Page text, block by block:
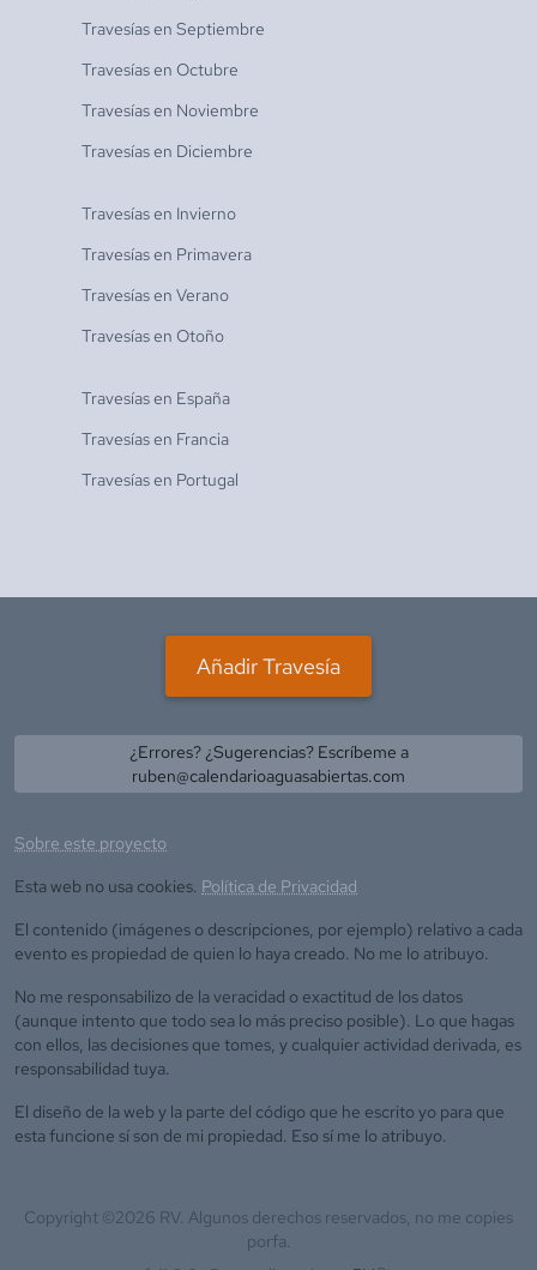
Travesías en Septiembre
Travesías en Octubre
Travesías en Noviembre
Travesías en Diciembre
Travesías en Invierno
Travesías en Primavera
Travesías en Verano
Travesías en Otoño
Travesías en España
Travesías en Francia
Travesías en Portugal
Añadir Travesía
¿Errores? ¿Sugerencias? Escríbeme a
ruben@calendarioaguasabiertas.com
Sobre este proyecto
Esta web no usa cookies. Política de Privacidad
El contenido (imágenes o descripciones, por ejemplo) relativo a cada
evento es propiedad de quien lo haya creado. No me lo atribuyo.
No me responsabilizo de la veracidad o exactitud de los datos
(aunque intento que todo sea lo más preciso posible). Lo que hagas
con ellos, las decisiones que tomes, y cualquier actividad derivada, es
responsabilidad tuya.
El diseño de la web y la parte del código que he escrito yo para que
esta funcione sí son de mi propiedad. Eso sí me lo atribuyo.
Copyright ©2026 RV. Algunos derechos reservados, no me copies
porfa.